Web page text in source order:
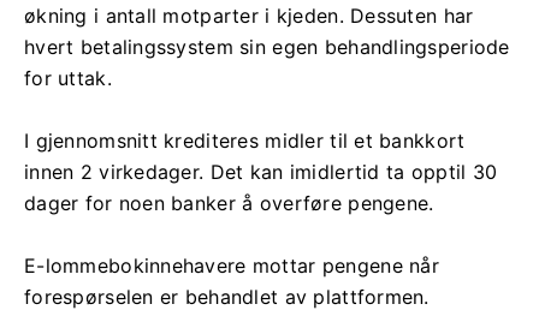
økning i antall motparter i kjeden. Dessuten har
hvert betalingssystem sin egen behandlingsperiode
for uttak.
I gjennomsnitt krediteres midler til et bankkort
innen 2 virkedager. Det kan imidlertid ta opptil 30
dager for noen banker å overføre pengene.
E-lommebokinnehavere mottar pengene når
forespørselen er behandlet av plattformen.